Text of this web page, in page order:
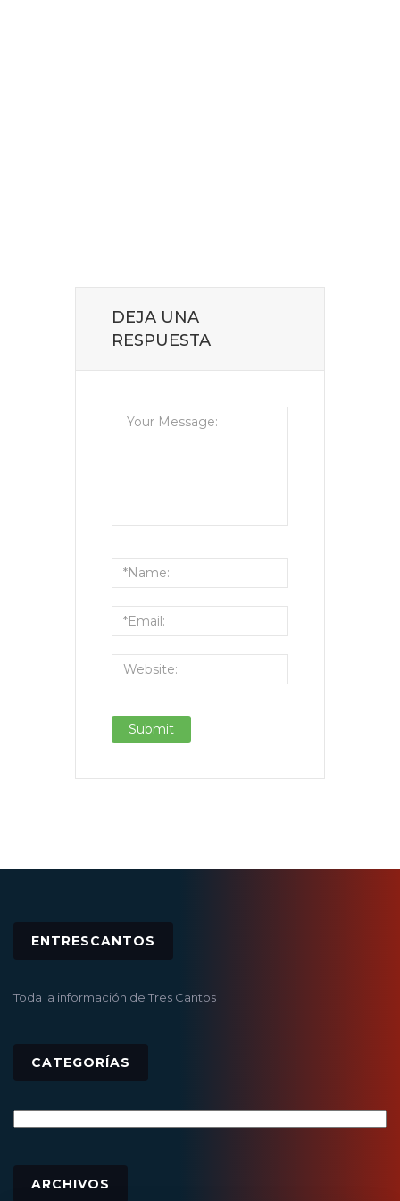
DEJA UNA
RESPUESTA
ENTRESCANTOS
Toda la información de Tres Cantos
CATEGORÍAS
ARCHIVOS